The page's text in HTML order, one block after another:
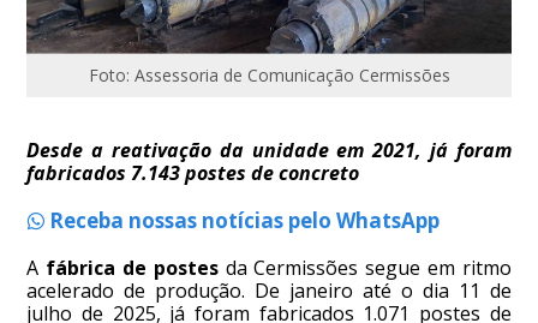
Foto: Assessoria de Comunicação Cermissões
Desde a reativação da unidade em 2021, já foram
fabricados 7.143 postes de concreto
Receba nossas notícias pelo WhatsApp
A fábrica de postesda Cermissões segue em ritmo
acelerado de produção. De janeiro até o dia 11 de
julho de 2025, já foram fabricados 1.071 postes de